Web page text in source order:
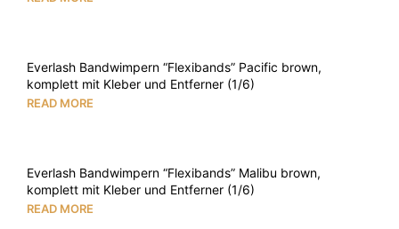
Everlash Bandwimpern “Flexibands” Pacific brown,
komplett mit Kleber und Entferner (1/6)
READ MORE
Everlash Bandwimpern “Flexibands” Malibu brown,
komplett mit Kleber und Entferner (1/6)
READ MORE